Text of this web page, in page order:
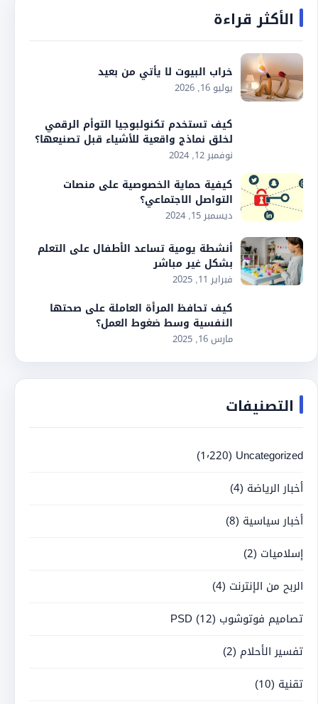
الأكثر قراءة
خراب البيوت لا يأتي من بعيد
يوليو 16, 2026
كيف تستخدم تكنولبوجيا التوأم الرقمي
لخلق نماذج واقعية للأشياء قبل تصنيعها؟
نوفمبر 12, 2024
كيفية حماية الخصوصية على منصات
التواصل الاجتماعي؟
ديسمبر 15, 2024
أنشطة يومية تساعد الأطفال على التعلم
بشكل غير مباشر
فبراير 11, 2025
كيف تحافظ المرأة العاملة على صحتها
النفسية وسط ضغوط العمل؟
مارس 16, 2025
التصنيفات
Uncategorized (1٬220)
أخبار الرياضة (4)
أخبار سياسية (8)
إسلاميات (2)
الربح من الإنترنت (4)
تصاميم فوتوشوب PSD (12)
تفسير الأحلام (2)
تقنية (10)